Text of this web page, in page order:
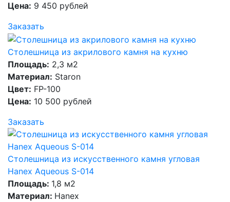
Цена: 9 450 рублей
Заказать
Столешница из акрилового камня на кухню
Площадь: 2,3 м2
Материал: Staron
Цвет: FP-100
Цена: 10 500 рублей
Заказать
Столешница из искусственного камня угловая
Hanex Aqueous S-014
Площадь: 1,8 м2
Материал: Hanex